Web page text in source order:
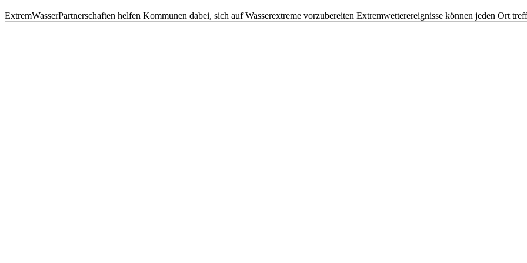
ExtremWasserPartnerschaften helfen Kommunen dabei, sich auf Wasserextreme vorzubereiten Extremwetterereignisse können jeden Ort